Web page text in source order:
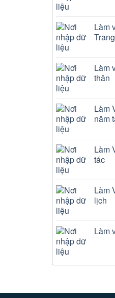
Làm
Trang
Làm
thân
Làm
năm
Làm
tác
Làm
lịch
Làm